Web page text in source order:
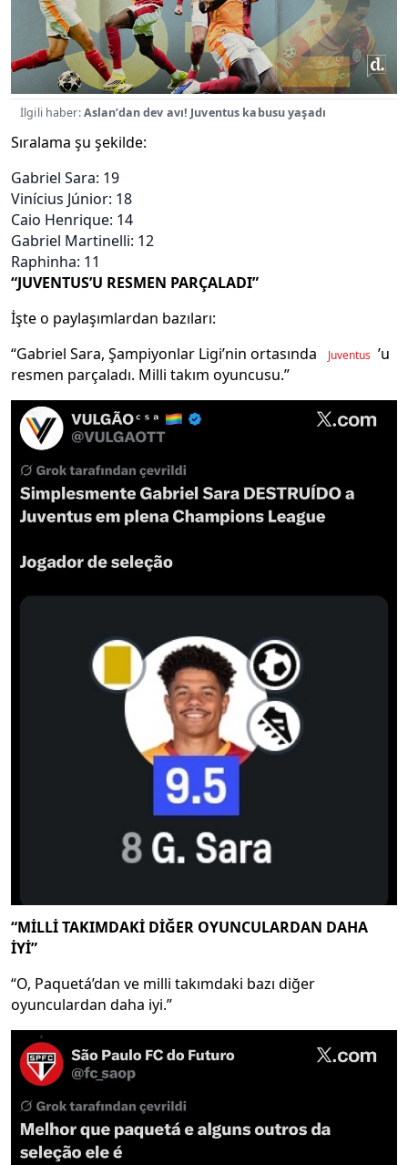
İlgili haber:Aslan’dan dev avı! Juventus kabusu yaşadı
Sıralama şu şekilde:
Gabriel Sara: 19
Vinícius Júnior: 18
Caio Henrique: 14
Gabriel Martinelli: 12
Raphinha: 11
“JUVENTUS’U RESMEN PARÇALADI”
İşte o paylaşımlardan bazıları:
“Gabriel Sara, Şampiyonlar Ligi’nin ortasında
Juventus ’u
resmen parçaladı. Milli takım oyuncusu.”
“MİLLİ TAKIMDAKİ DİĞER OYUNCULARDAN DAHA
İYİ”
“O, Paquetá’dan ve milli takımdaki bazı diğer
oyunculardan daha iyi.”